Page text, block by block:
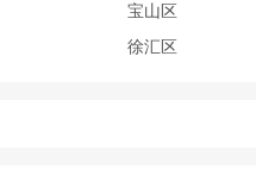
宝山区
徐汇区